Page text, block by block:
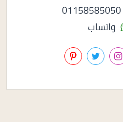
واتساب